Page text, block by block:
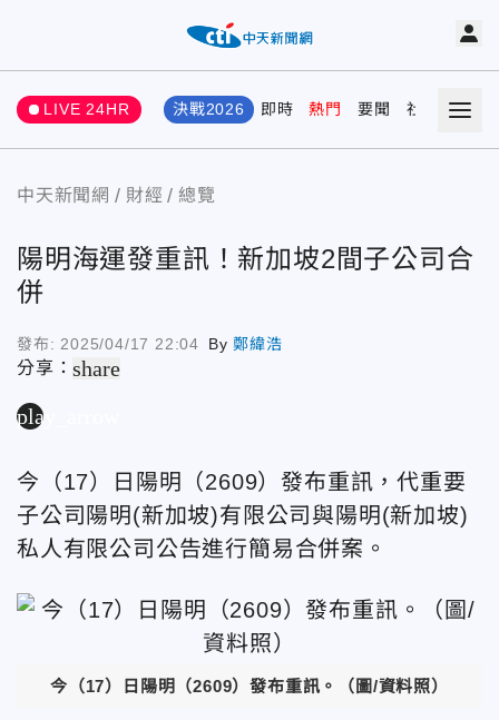
LIVE 24HR 決戰2026 即時 熱門 要聞 社會 娛樂
中天新聞網 財經 總覽
陽明海運發重訊！新加坡2間子公司合
併
發布: 2025/04/17 22:04 By鄭緯浩
分享：share
play_arrow
今（17）日陽明（2609）發布重訊，代重要
子公司陽明(新加坡)有限公司與陽明(新加坡)
私人有限公司公告進行簡易合併案。
今（17）日陽明（2609）發布重訊。（圖/資料照）